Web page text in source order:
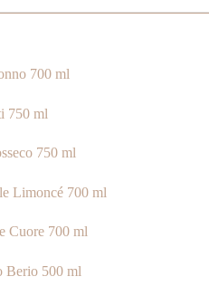
700 ml
750 ml
750 ml
Limoncé 700 ml
Cuore 700 ml
Berio 500 ml